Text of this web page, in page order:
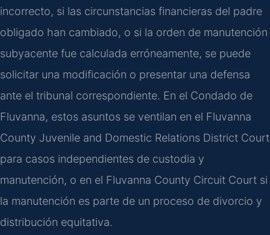
incorrecto, si las circunstancias financieras del padre
obligado han cambiado, o si la orden de manutención
subyacente fue calculada erróneamente, se puede
solicitar una modificación o presentar una defensa
ante el tribunal correspondiente. En el Condado de
Fluvanna, estos asuntos se ventilan en el Fluvanna
County Juvenile and Domestic Relations District Court
para casos independientes de custodia y
manutención, o en el Fluvanna County Circuit Court si
la manutención es parte de un proceso de divorcio y
distribución equitativa.